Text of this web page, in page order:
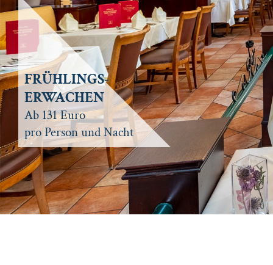
FRÜHLINGS-
ERWACHEN
Ab 131 Euro
pro Person und Nacht